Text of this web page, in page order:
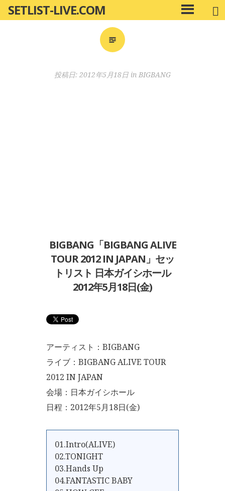
ン
SETLIST-LIVE.COM
メ
イ
投稿日: 2012年5月18日 in BIGBANG
BIGBANG「BIGBANG ALIVE
TOUR 2012 IN JAPAN」セッ
トリスト 日本ガイシホール
2012年5月18日(金)
アーティスト：BIGBANG
ライブ：BIGBANG ALIVE TOUR
2012 IN JAPAN
会場：日本ガイシホール
日程：2012年5月18日(金)
01.Intro(ALIVE)
02.TONIGHT
03.Hands Up
04.FANTASTIC BABY